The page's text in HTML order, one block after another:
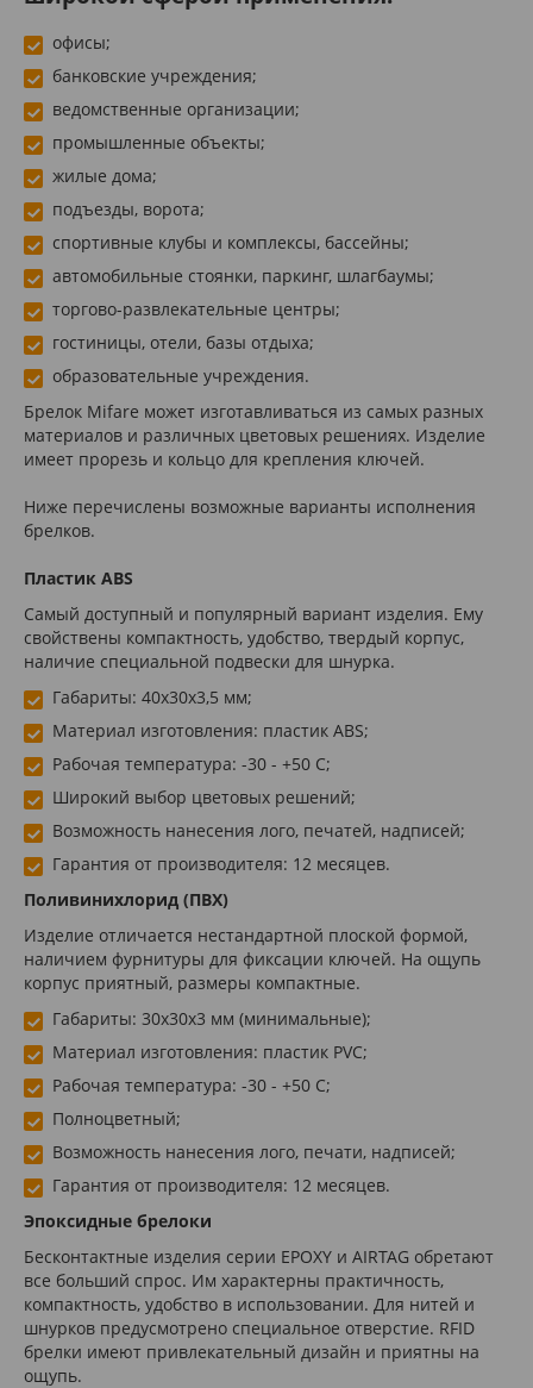
офисы;
банковские учреждения;
ведомственные организации;
промышленные объекты;
жилые дома;
подъезды, ворота;
спортивные клубы и комплексы, бассейны;
автомобильные стоянки, паркинг, шлагбаумы;
торгово-развлекательные центры;
гостиницы, отели, базы отдыха;
образовательные учреждения.
Брелок Mifare может изготавливаться из самых разных
материалов и различных цветовых решениях. Изделие
имеет прорезь и кольцо для крепления ключей.
Ниже перечислены возможные варианты исполнения
брелков.
Пластик ABS
Самый доступный и популярный вариант изделия. Ему
свойствены компактность, удобство, твердый корпус,
наличие специальной подвески для шнурка.
Габариты: 40х30х3,5 мм;
Материал изготовления: пластик ABS;
Рабочая температура: -30 - +50 С;
Широкий выбор цветовых решений;
Возможность нанесения лого, печатей, надписей;
Гарантия от производителя: 12 месяцев.
Поливинихлорид (ПВХ)
Изделие отличается нестандартной плоской формой,
наличием фурнитуры для фиксации ключей. На ощупь
корпус приятный, размеры компактные.
Габариты: 30х30х3 мм (минимальные);
Материал изготовления: пластик PVC;
Рабочая температура: -30 - +50 С;
Полноцветный;
Возможность нанесения лого, печати, надписей;
Гарантия от производителя: 12 месяцев.
Эпоксидные брелоки
Бесконтактные изделия серии EPOXY и AIRTAG обретают
все больший спрос. Им характерны практичность,
компактность, удобство в использовании. Для нитей и
шнурков предусмотрено специальное отверстие. RFID
брелки имеют привлекательный дизайн и приятны на
ощупь.